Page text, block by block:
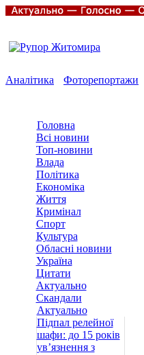
Аналітика Фоторепортажи
Головна
Всі новини
Топ-новини
Влада
Політика
Економіка
Життя
Кримінал
Спорт
Культура
Обласні новини
Україна
Цитати
Актуально
Скандали
Актуально
Підпал релейної
шафи: до 15 років
ув’язнення з